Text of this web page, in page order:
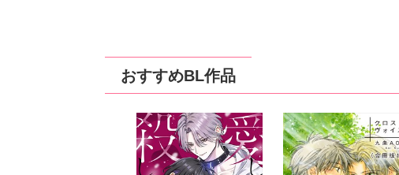
おすすめBL作品